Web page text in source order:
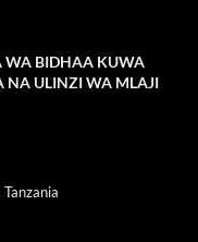
WA BIDHAA KUWA
NA ULINZI WA MLAJI